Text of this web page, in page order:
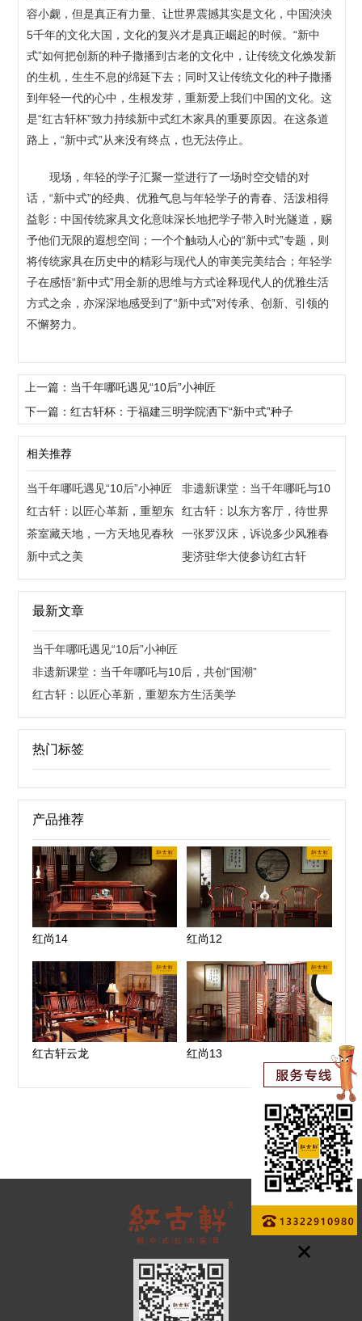
容小觑，但是真正有力量、让世界震撼其实是文化，中国泱泱
5千年的文化大国，文化的复兴才是真正崛起的时候。“新中
式”如何把创新的种子撒播到古老的文化中，让传统文化焕发新
的生机，生生不息的绵延下去；同时又让传统文化的种子撒播
到年轻一代的心中，生根发芽，重新爱上我们中国的文化。这
是“红古轩杯”致力持续新中式红木家具的重要原因。在这条道
路上，“新中式”从来没有终点，也无法停止。
现场，年轻的学子汇聚一堂进行了一场时空交错的对
话，“新中式”的经典、优雅气息与年轻学子的青春、活泼相得
益彰：中国传统家具文化意味深长地把学子带入时光隧道，赐
予他们无限的遐想空间；一个个触动人心的“新中式”专题，则
将传统家具在历史中的精彩与现代人的审美完美结合；年轻学
子在感悟“新中式”用全新的思维与方式诠释现代人的优雅生活
方式之余，亦深深地感受到了“新中式”对传承、创新、引领的
不懈努力。
上一篇：当千年哪吒遇见“10后”小神匠
下一篇：红古轩杯：于福建三明学院洒下“新中式”种子
相关推荐
当千年哪吒遇见“10后”小神匠
非遗新课堂：当千年哪吒与10
后，共创“国潮”
红古轩：以匠心革新，重塑东
方生活美学
红古轩：以东方客厅，待世界
来宾
茶室藏天地，一方天地见春秋
一张罗汉床，诉说多少风雅春
秋
新中式之美 斐济驻华大使参访红古轩
最新文章
当千年哪吒遇见“10后”小神匠
非遗新课堂：当千年哪吒与10后，共创“国潮”
红古轩：以匠心革新，重塑东方生活美学
热门标签
产品推荐
红尚14 红尚12
红古轩云龙 红尚13